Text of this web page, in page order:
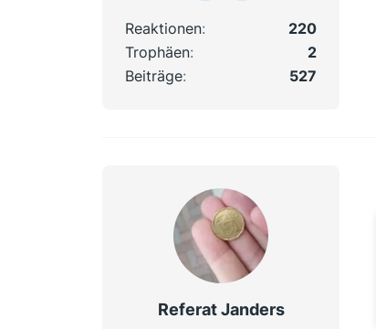
Reaktionen
220
Trophäen
2
Beiträge
527
Referat Janders